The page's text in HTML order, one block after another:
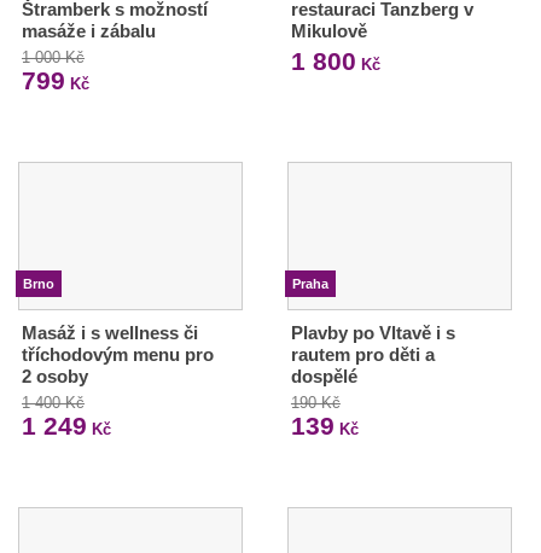
Štramberk s možností
masáže i zábalu
1 000 Kč
799 Kč
restauraci Tanzberg v
Mikulově
1 800 Kč
Brno
Masáž i s wellness či
tříchodovým menu pro
2 osoby
1 400 Kč
1 249 Kč
Praha
Plavby po Vltavě i s
rautem pro děti a
dospělé
190 Kč
139 Kč